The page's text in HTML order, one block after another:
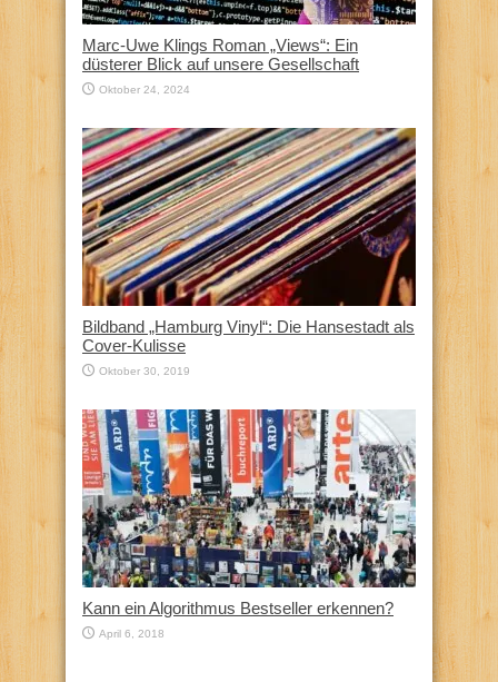
Marc-Uwe Klings Roman „Views“: Ein
düsterer Blick auf unsere Gesellschaft
Oktober 24, 2024
Bildband „Hamburg Vinyl“: Die Hansestadt als
Cover-Kulisse
Oktober 30, 2019
Kann ein Algorithmus Bestseller erkennen?
April 6, 2018